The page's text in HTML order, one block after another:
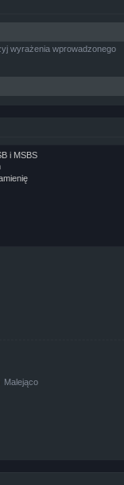
wyrażenia wprowadzonego
Malejąco